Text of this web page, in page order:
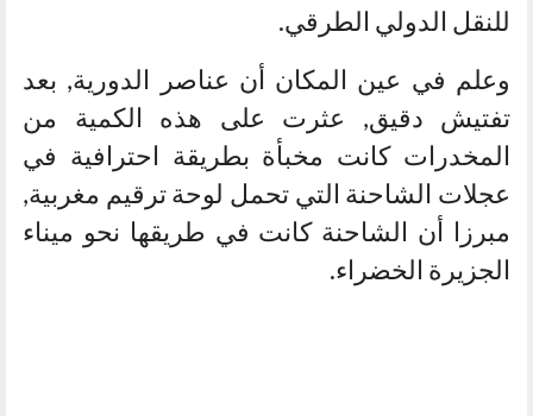
للنقل الدولي الطرقي.
وعلم في عين المكان أن عناصر الدورية, بعد
تفتيش دقيق, عثرت على هذه الكمية من
المخدرات كانت مخبأة بطريقة احترافية في
عجلات الشاحنة التي تحمل لوحة ترقيم مغربية,
مبرزا أن الشاحنة كانت في طريقها نحو ميناء
الجزيرة الخضراء.